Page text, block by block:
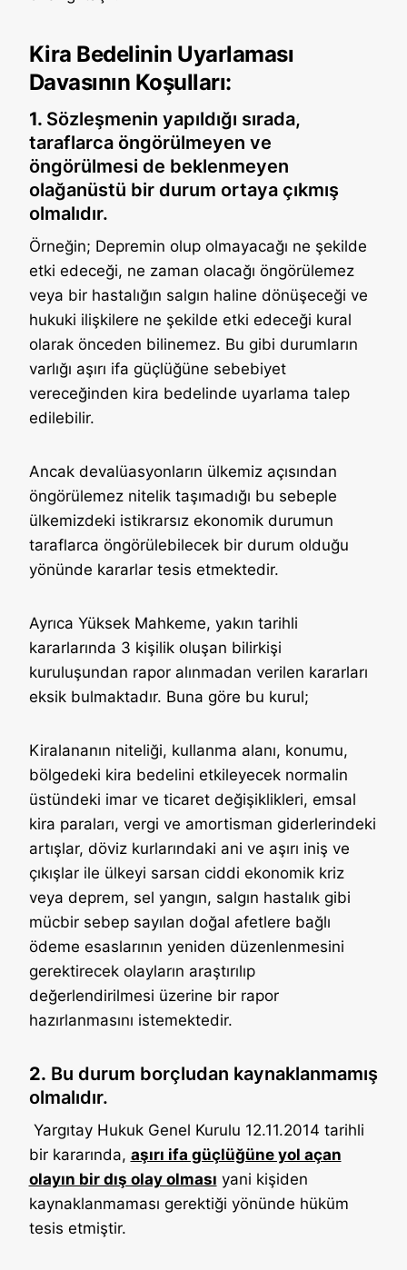
Kira Bedelinin Uyarlaması
Davasının Koşulları:
1. Sözleşmenin yapıldığı sırada,
taraflarca öngörülmeyen ve
öngörülmesi de beklenmeyen
olağanüstü bir durum ortaya çıkmış
olmalıdır.
Örneğin; Depremin olup olmayacağı ne şekilde
etki edeceği, ne zaman olacağı öngörülemez
veya bir hastalığın salgın haline dönüşeceği ve
hukuki ilişkilere ne şekilde etki edeceği kural
olarak önceden bilinemez. Bu gibi durumların
varlığı aşırı ifa güçlüğüne sebebiyet
vereceğinden kira bedelinde uyarlama talep
edilebilir.
Ancak devalüasyonların ülkemiz açısından
öngörülemez nitelik taşımadığı bu sebeple
ülkemizdeki istikrarsız ekonomik durumun
taraflarca öngörülebilecek bir durum olduğu
yönünde kararlar tesis etmektedir.
Ayrıca Yüksek Mahkeme, yakın tarihli
kararlarında 3 kişilik oluşan bilirkişi
kuruluşundan rapor alınmadan verilen kararları
eksik bulmaktadır. Buna göre bu kurul;
Kiralananın niteliği, kullanma alanı, konumu,
bölgedeki kira bedelini etkileyecek normalin
üstündeki imar ve ticaret değişiklikleri, emsal
kira paraları, vergi ve amortisman giderlerindeki
artışlar, döviz kurlarındaki ani ve aşırı iniş ve
çıkışlar ile ülkeyi sarsan ciddi ekonomik kriz
veya deprem, sel yangın, salgın hastalık gibi
mücbir sebep sayılan doğal afetlere bağlı
ödeme esaslarının yeniden düzenlenmesini
gerektirecek olayların araştırılıp
değerlendirilmesi üzerine bir rapor
hazırlanmasını istemektedir.
2. Bu durum borçludan kaynaklanmamış
olmalıdır.
Yargıtay Hukuk Genel Kurulu 12.11.2014 tarihli
bir kararında, aşırı ifa güçlüğüne yol açan
olayın bir dış olay olması yani kişiden
kaynaklanmaması gerektiği yönünde hüküm
tesis etmiştir.